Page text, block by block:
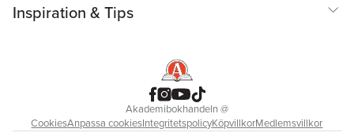
Inspiration & Tips
Akademibokhandeln@
CookiesAnpassa cookiesIntegritetspolicyKöpvillkorMedlemsvillkor